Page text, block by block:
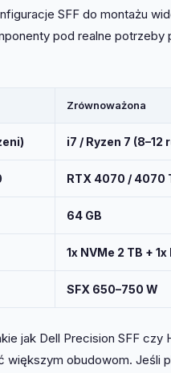
SFF do montażu
pod realne
Zrównoważona
i7 / Ryzen 7 (8–12
RTX 4070 / 4070
64 GB
1x NVMe 2 TB + 1x
SFX 650–750 W
jak Dell Precision SFF czy
większym obudowom.